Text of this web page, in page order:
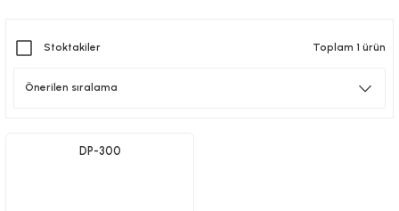
Stoktakiler Toplam 1 ürün
DP-300